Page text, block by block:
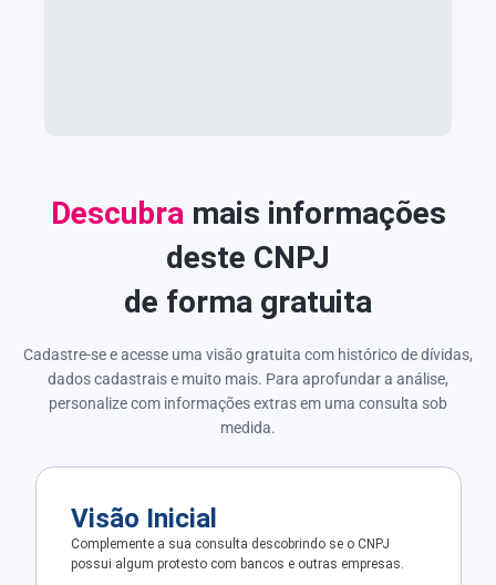
Descubramais informações
deste CNPJ
de forma gratuita
Cadastre-se e acesse uma visão gratuita com histórico de dívidas,
dados cadastrais e muito mais. Para aprofundar a análise,
personalize com informações extras em uma consulta sob
medida.
Visão Inicial
Complemente a sua consulta descobrindo se o CNPJ
possui algum protesto com bancos e outras empresas.